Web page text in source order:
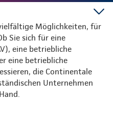
Möglichkeiten, für
Sie sich für eine
eine betriebliche
eine betriebliche
die Continentale
Unternehmen